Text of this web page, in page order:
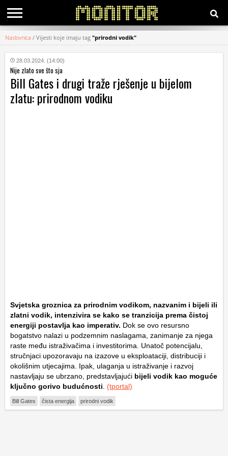
KATEGORIJE
HRVATSKI
WEB
Naslovnica / Vijesti koje imaju tag "prirodni vodik"
28.03.2024. (14:00)
Nije zlato sve što sja
Bill Gates i drugi traže rješenje u bijelom
zlatu: prirodnom vodiku
Svjetska groznica za prirodnim vodikom, nazvanim i bijeli ili
zlatni vodik, intenzivira se kako se tranzicija prema čistoj
energiji postavlja kao imperativ. Dok se ovo resursno
bogatstvo nalazi u podzemnim naslagama, zanimanje za njega
raste među istraživačima i investitorima. Unatoč potencijalu,
stručnjaci upozoravaju na izazove u eksploataciji, distribuciji i
okolišnim utjecajima. Ipak, ulaganja u istraživanje i razvoj
nastavljaju se ubrzano, predstavljajući bijeli vodik kao moguće
ključno gorivo budućnosti
(tportal)
Bill Gates čista energija prirodni vodik